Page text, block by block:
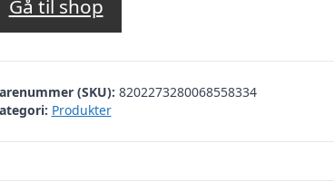
var:
kr. 3.960,18.kr.
Gå til shop
(SKU): 8202273280068558334
Produkter